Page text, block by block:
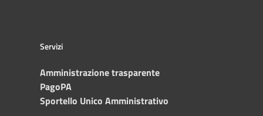
Servizi
Amministrazione trasparente
PagoPA
Sportello Unico Amministrativo